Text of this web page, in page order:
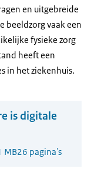
en uitgebreide
beeldzorg vaak een
fysieke zorg
heeft een
in het ziekenhuis.
is digitale
MB26 pagina's